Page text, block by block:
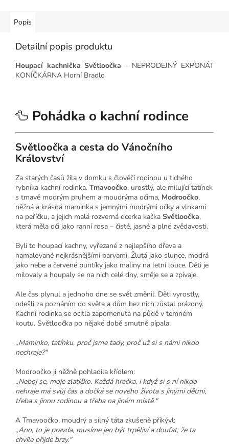
Popis
Detailní popis produktu
Houpací kachnička Světloočka - NEPRODEJNÝ EXPONÁT
KONÍČKÁRNA Horní Bradlo
🦆 Pohádka o kachní rodince
Světloočka a cesta do Vánočního
Království
Za starých časů žila v domku s člověčí rodinou u tichého
rybníka kachní rodinka. Tmavoočko, urostlý, ale milující tatínek
s tmavě modrým pruhem a moudrýma očima, Modroočko,
něžná a krásná maminka s jemnými modrými očky a vlnkami
na peříčku, a jejich malá rozverná dcerka kačka Světloočka,
která měla oči jako ranní rosa – čisté, jasné a plné zvědavosti.
Byli to houpací kachny, vyřezané z nejlepšího dřeva a
namalované nejkrásnějšími barvami. Žlutá jako slunce, modrá
jako nebe a červené puntíky jako maliny na letní louce. Děti je
milovaly a houpaly se na nich celé dny, směje se a zpívaje.
Ale čas plynul a jednoho dne se svět změnil. Děti vyrostly,
odešli za poznáním do světa a dům bez nich zůstal prázdný.
Kachní rodinka se ocitla zapomenuta na půdě v temném
koutu. Světloočka po nějaké době smutně pípala:
„Maminko, tatínku, proč jsme tady, proč už si s námi nikdo
nechraje?"
Modroočko ji něžně pohladila křídlem:
„Neboj se, moje zlatíčko. Každá hračka, i když si s ní nikdo
nehraje má svůj čas a dočká se nového života s jinými dětmi,
třeba s jinou rodinou a třeba na jiném místě."
A Tmavoočko, moudrý a silný táta zkušeně přikývl:
„Ano, to je pravda, musíme jen být trpěliví a doufat, že ta
chvíle přijde brzy."